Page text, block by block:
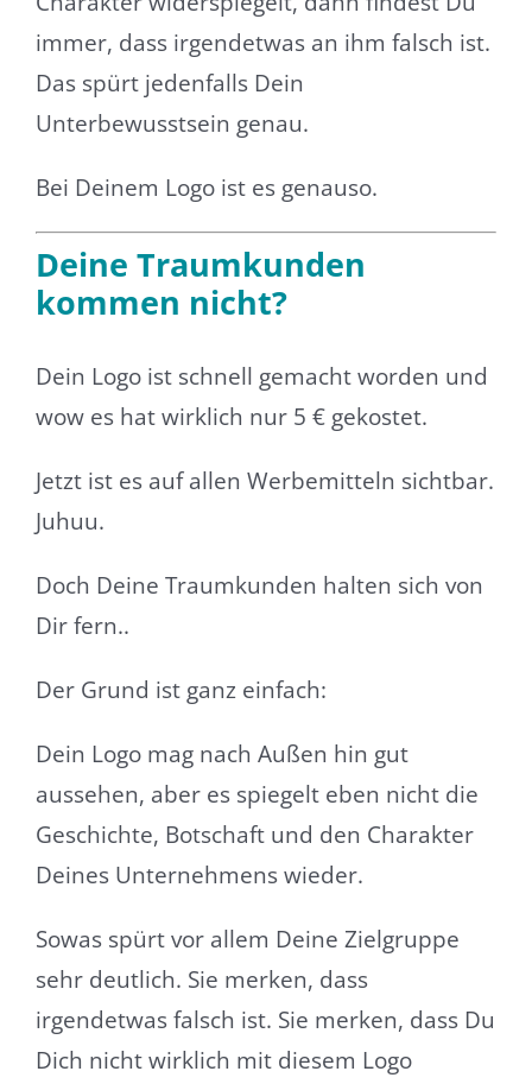
immer, dass irgendetwas an ihm falsch ist.
Das spürt jedenfalls Dein
Unterbewusstsein genau.
Bei Deinem Logo ist es genauso.
Deine Traumkunden
kommen nicht?
Dein Logo ist schnell gemacht worden und
wow es hat wirklich nur 5 € gekostet.
Jetzt ist es auf allen Werbemitteln sichtbar.
Juhuu.
Doch Deine Traumkunden halten sich von
Dir fern..
Der Grund ist ganz einfach:
Dein Logo mag nach Außen hin gut
aussehen, aber es spiegelt eben nicht die
Geschichte, Botschaft und den Charakter
Deines Unternehmens wieder.
Sowas spürt vor allem Deine Zielgruppe
sehr deutlich. Sie merken, dass
irgendetwas falsch ist. Sie merken, dass Du
Dich nicht wirklich mit diesem Logo